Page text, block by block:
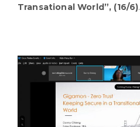
Transational World”, (16/6).